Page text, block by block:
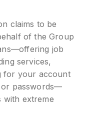
claims to be
of the Group
job
services,
for your account
or passwords—
with extreme